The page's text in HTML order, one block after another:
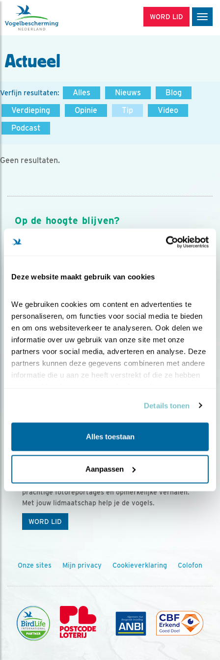
Deze website maakt gebruik van cookies
We gebruiken cookies om content en advertenties te
personaliseren, om functies voor social media te bieden
en om ons websiteverkeer te analyseren. Ook delen we
informatie over uw gebruik van onze site met onze
partners voor social media, adverteren en analyse. Deze
partners kunnen deze gegevens combineren met andere
informatie die u aan ze heeft verstrekt of die ze hebben
Details tonen
Alles toestaan
Aanpassen
WORD LID
Actueel
Verfijn resultaten: Alles Nieuws
Blog
Verdieping
Opinie Tip
Video
Podcast
Geen resultaten.
Op de hoogte blijven?
Meld je aan en ontvang nieuws, inspiratie, acties en tips
over vogels en activiteiten van Vogelbescherming.
Ontvang 5 x Vogels voor € 36,00 per jaar
Vogels is het tijdschrift voor onze leden, met
prachtige fotoreportages en opmerkelijke verhalen.
Met jouw lidmaatschap help je de vogels.
WORD LID
Onze sites Mijn privacy Cookieverklaring Colofon